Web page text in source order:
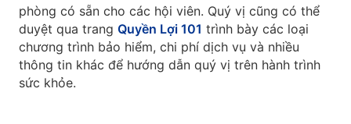
phòng có sẵn cho các hội viên. Quý vị cũng có thể
duyệt qua trang Quyền Lợi 101 trình bày các loại
chương trình bảo hiểm, chi phí dịch vụ và nhiều
thông tin khác để hướng dẫn quý vị trên hành trình
sức khỏe.